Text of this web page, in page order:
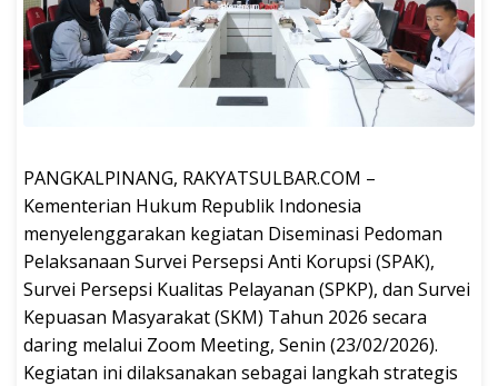
PANGKALPINANG, RAKYATSULBAR.COM –
Kementerian Hukum Republik Indonesia
menyelenggarakan kegiatan Diseminasi Pedoman
Pelaksanaan Survei Persepsi Anti Korupsi (SPAK),
Survei Persepsi Kualitas Pelayanan (SPKP), dan Survei
Kepuasan Masyarakat (SKM) Tahun 2026 secara
daring melalui Zoom Meeting, Senin (23/02/2026).
Kegiatan ini dilaksanakan sebagai langkah strategis